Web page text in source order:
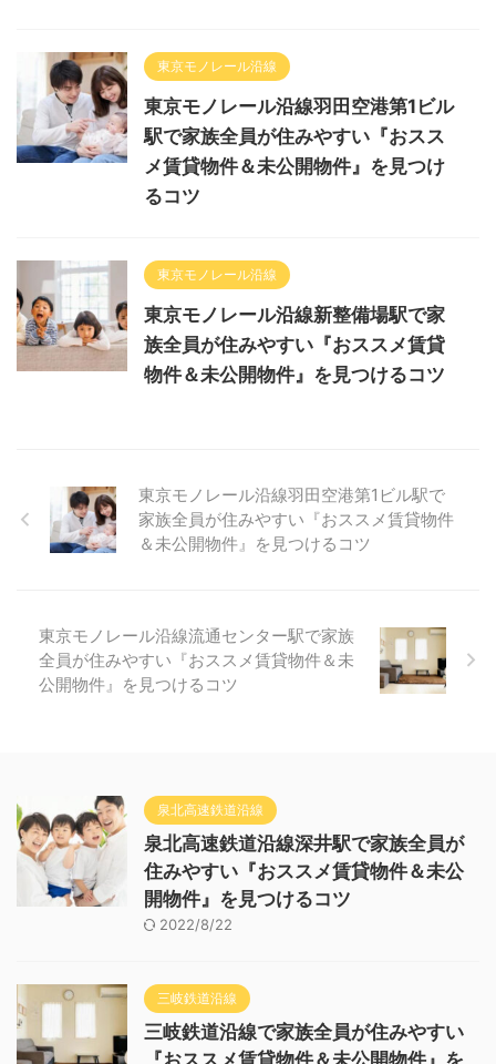
東京モノレール沿線
東京モノレール沿線羽田空港第1ビル
駅で家族全員が住みやすい『おスス
メ賃貸物件＆未公開物件』を見つけ
るコツ
東京モノレール沿線
東京モノレール沿線新整備場駅で家
族全員が住みやすい『おススメ賃貸
物件＆未公開物件』を見つけるコツ
東京モノレール沿線羽田空港第1ビル駅で
家族全員が住みやすい『おススメ賃貸物件
＆未公開物件』を見つけるコツ
東京モノレール沿線流通センター駅で家族
全員が住みやすい『おススメ賃貸物件＆未
公開物件』を見つけるコツ
泉北高速鉄道沿線
泉北高速鉄道沿線深井駅で家族全員が
住みやすい『おススメ賃貸物件＆未公
開物件』を見つけるコツ
2022/8/22
三岐鉄道沿線
三岐鉄道沿線で家族全員が住みやすい
『おススメ賃貸物件＆未公開物件』を